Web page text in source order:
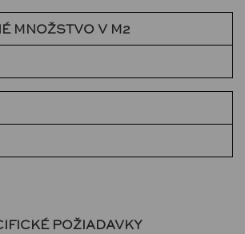
MNOŽSTVO V M2
POŽIADAVKY